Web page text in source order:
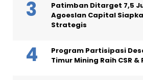
Patimban Ditarget 7,5
Agoeslan Capital
Strategis
Program Partisipasi
Timur Mining Raih CSR &